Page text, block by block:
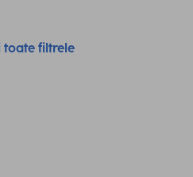
toate filtrele